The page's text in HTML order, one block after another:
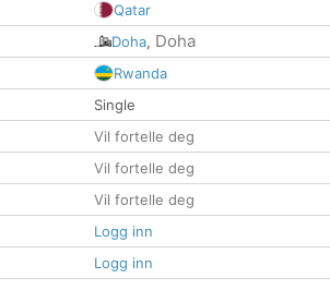
Qatar
Doha, Doha
Rwanda
Single
Vil fortelle deg
Vil fortelle deg
Vil fortelle deg
Logg inn
Logg inn